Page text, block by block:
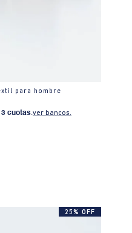
para hombre
3 cuotas.ver bancos.
25% OFF